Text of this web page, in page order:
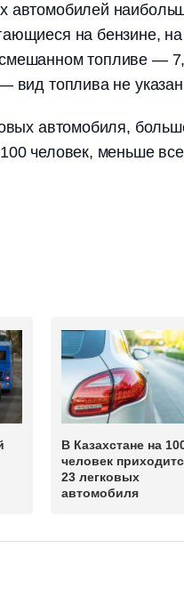
автомобилей
на бензине,
топливе —
вид топлива не
автомобиля,
человек, меньше
В Казахстане на
человек
23 легковых
автомобиля